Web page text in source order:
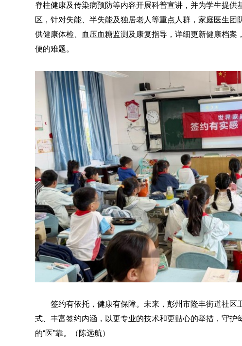
脊柱健康及传染病预防等内容开展科普宣讲，并为学生提
区，针对失能、半失能及独居老人等重点人群，家庭医生团
供健康体检、血压血糖监测及康复指导，详细更新健康档
便的难题。
签约有依托，健康有保障。未来，彭州市隆丰街道社
式、丰富签约内涵，以更专业的技术和更贴心的举措，守护
的“医”靠。（陈远航）